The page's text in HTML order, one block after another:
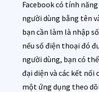
Facebook có tính
người dùng bằng tên
bạn cần làm là nhập
nếu số điện thoại đó
người dùng, bạn có
đại diện và các kết nối
một ứng dụng theo